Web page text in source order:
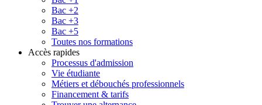
Bac +2
Bac +3
Bac +5
Toutes nos formations
Accès rapides
Processus d'admission
Vie étudiante
Métiers et débouchés professionnels
Financement & tarifs